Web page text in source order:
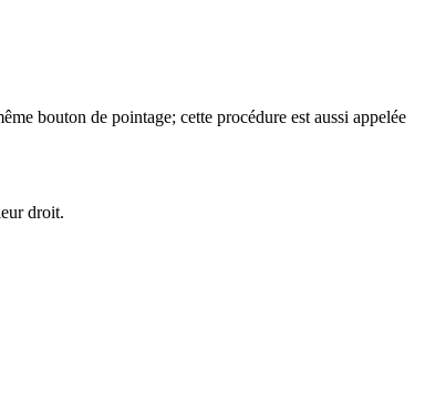
bouton de pointage; cette procédure est aussi appelée
droit.